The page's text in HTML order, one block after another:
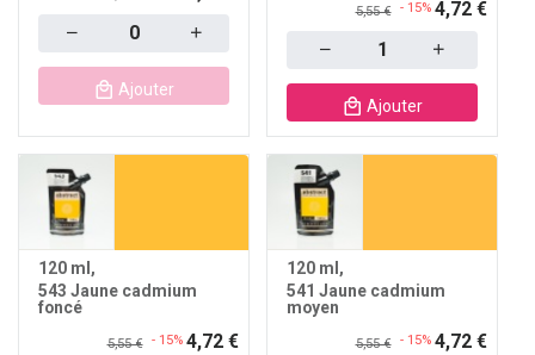
Ajouter
5,55 € - 15% 4,72 €
Ajouter
120 ml
543 Jaune cadmium
foncé
5,55 € - 15% 4,72 €
120 ml
541 Jaune cadmium
moyen
5,55 € - 15% 4,72 €